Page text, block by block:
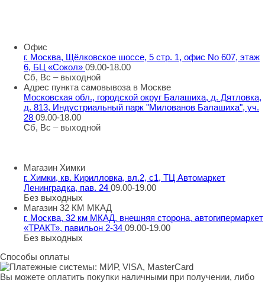
Офис
г. Москва, Щёлковское шоссе, 5 стр. 1, офис No 607, этаж
6, БЦ «Сокол» 09.00-18.00
Сб, Вс – выходной
Адрес пункта самовывоза в Москве
Московская обл., городской округ Балашиха, д. Дятловка,
д. 813, Индустриальный парк "Милованов Балашиха", уч.
28 09.00-18.00
Сб, Вс – выходной
Магазин Химки
г. Химки, кв. Кирилловка, вл.2, с1, ТЦ Автомаркет
Ленинградка, пав. 24 09.00-19.00
Без выходных
Магазин 32 КМ МКАД
г. Москва, 32 км МКАД, внешняя сторона, автогипермаркет
«ТРАКТ», павильон 2-34 09.00-19.00
Без выходных
Способы оплаты
Вы можете оплатить покупки наличными при получении, либо